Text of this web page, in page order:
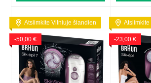
Atsiimkite Vilniuje šiandien
-50,00 € -23,00 €